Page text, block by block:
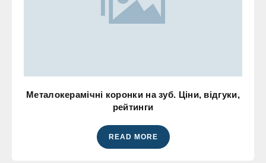
Металокерамічні коронки на зуб. Ціни, відгуки,
рейтинги
READ MORE